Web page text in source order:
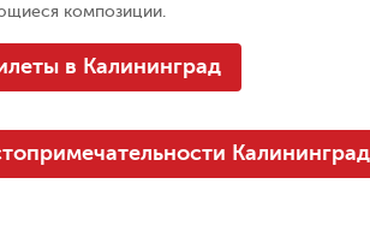
композиции.
в Калининград